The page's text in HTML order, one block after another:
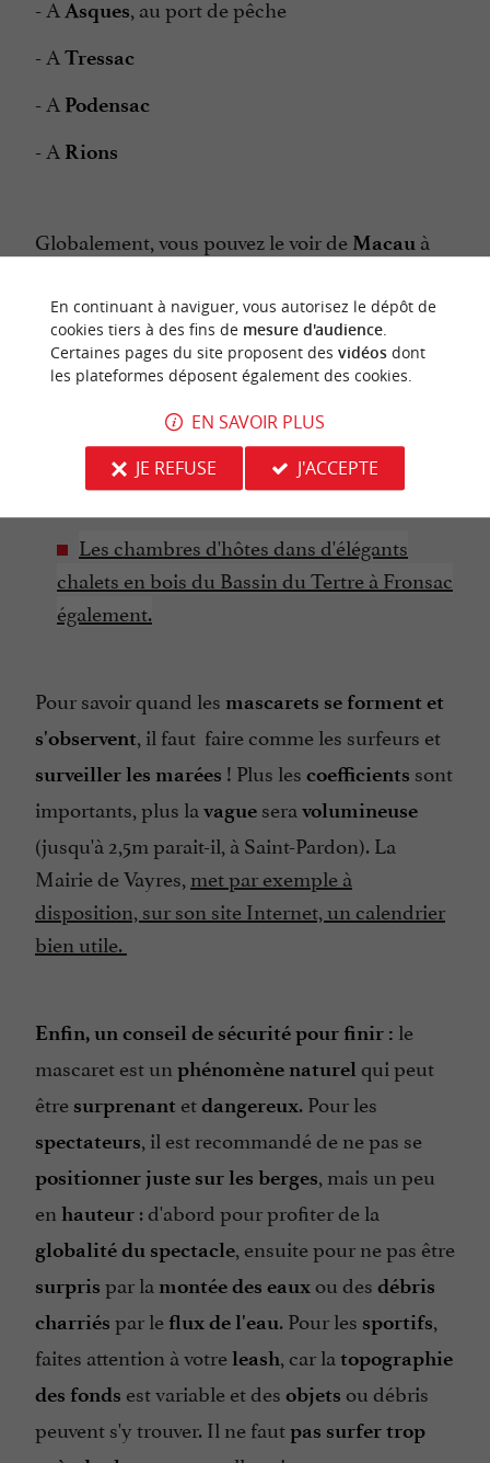
- A Asques , au port de pêche
- A Tressac
- A Podensac
- A Rions
Globalement, vous pouvez le voir de Macau à
jusqu'àBarsac .
mascaret est le plus impressionnant à Saint-
pardon, nous vous recommandons cet
établissement :
Les chambres d'hôtes dans d'élégants
chalets en bois du Bassin du Tertre à Fronsac
également.
Pour savoir quand les mascarets se forment et
s'observent , il faut faire comme les surfeurs et
surveiller les marées ! Plus les coefficients sont
importants, plus la vague sera volumineuse
(jusqu'à 2,5m parait-il, à Saint-Pardon). La
Mairie de Vayres, met par exemple à
disposition, sur son site Internet, un calendrier
bien utile.
Enfin, un conseil de sécurité pour finir : le
mascaret est un phénomène naturel qui peut
être surprenant etdangereux. Pour les
spectateurs , il est recommandé de ne pas se
positionner juste sur les berges , mais un peu
en hauteur : d'abord pour profiter de la
globalité du spectacle , ensuite pour ne pas être
surpris par la montée des eaux ou des débris
charriés par le flux de l'eau. Pour les sportifs
faites attention à votreleash , car la topographie
des fonds est variable et des objets ou débris
peuvent s'y trouver. Il ne fautpas surfer trop
En continuant à naviguer, vous autorisez le dépôt de
cookies tiers à des fins de mesure d'audience.
Certaines pages du site proposent des vidéosdont
les plateformes déposent également des cookies.
EN SAVOIR PLUS
JE REFUSE
J'ACCEPTE